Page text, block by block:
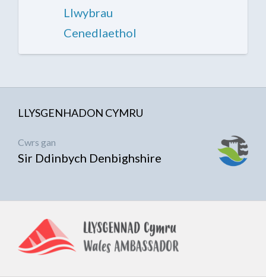
Llwybrau
Cenedlaethol
LLYSGENHADON CYMRU
Cwrs gan
Sir Ddinbych Denbighshire